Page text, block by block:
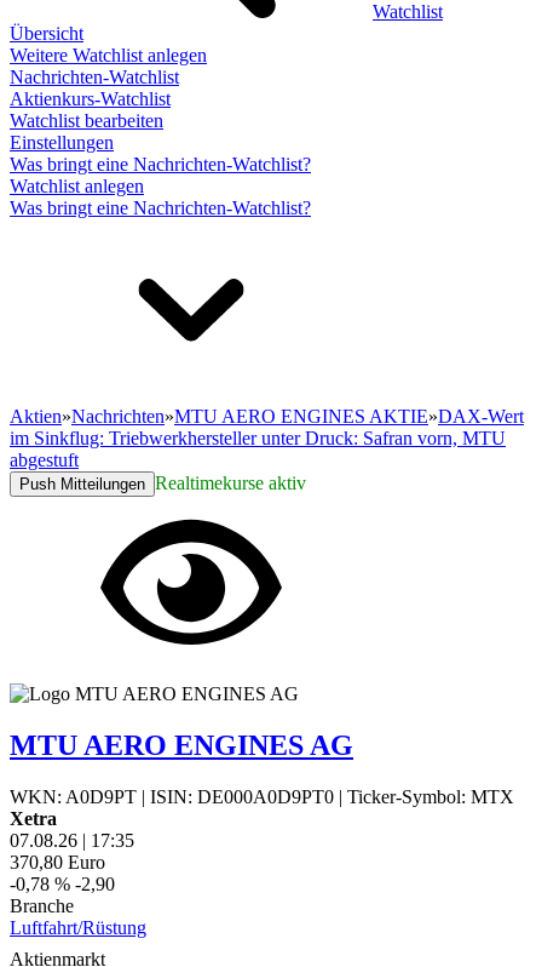
Watchlist
Übersicht
Weitere Watchlist anlegen
Nachrichten-Watchlist
Aktienkurs-Watchlist
Watchlist bearbeiten
Einstellungen
Was bringt eine Nachrichten-Watchlist?
Watchlist anlegen
Was bringt eine Nachrichten-Watchlist?
Aktien»Nachrichten»MTU AERO ENGINES AKTIE»DAX-Wert
im Sinkflug: Triebwerkhersteller unter Druck: Safran vorn, MTU
abgestuft
Push Mitteilungen Realtimekurse aktiv
MTU AERO ENGINES AG
WKN: A0D9PT | ISIN: DE000A0D9PT0 | Ticker-Symbol: MTX
Xetra
07.08.26 | 17:35
370,80 Euro
-0,78 % -2,90
Branche
Luftfahrt/Rüstung
Aktienmarkt